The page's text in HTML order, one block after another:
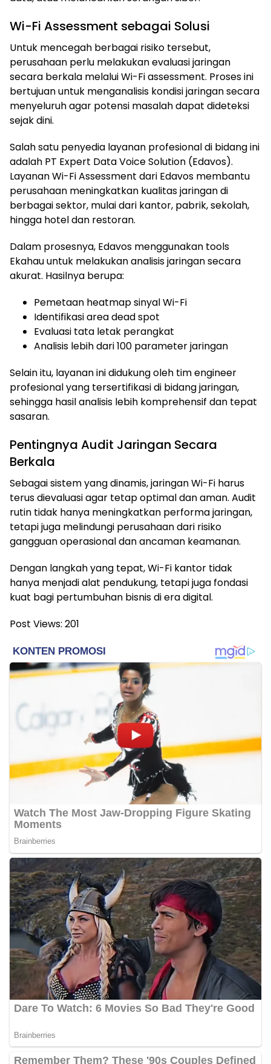
Wi-Fi Assessment sebagai Solusi
Untuk mencegah berbagai risiko tersebut,
perusahaan perlu melakukan evaluasi jaringan
secara berkala melalui Wi-Fi assessment. Proses ini
bertujuan untuk menganalisis kondisi jaringan secara
menyeluruh agar potensi masalah dapat dideteksi
sejak dini.
Salah satu penyedia layanan profesional di bidang ini
adalah PT Expert Data Voice Solution (Edavos).
Layanan Wi-Fi Assessment dari Edavos membantu
perusahaan meningkatkan kualitas jaringan di
berbagai sektor, mulai dari kantor, pabrik, sekolah,
hingga hotel dan restoran.
Dalam prosesnya, Edavos menggunakan tools
Ekahau untuk melakukan analisis jaringan secara
akurat. Hasilnya berupa:
Pemetaan heatmap sinyal Wi-Fi
Identifikasi area dead spot
Evaluasi tata letak perangkat
Analisis lebih dari 100 parameter jaringan
Selain itu, layanan ini didukung oleh tim engineer
profesional yang tersertifikasi di bidang jaringan,
sehingga hasil analisis lebih komprehensif dan tepat
sasaran.
Pentingnya Audit Jaringan Secara
Berkala
Sebagai sistem yang dinamis, jaringan Wi-Fi harus
terus dievaluasi agar tetap optimal dan aman. Audit
rutin tidak hanya meningkatkan performa jaringan,
tetapi juga melindungi perusahaan dari risiko
gangguan operasional dan ancaman keamanan.
Dengan langkah yang tepat, Wi-Fi kantor tidak
hanya menjadi alat pendukung, tetapi juga fondasi
kuat bagi pertumbuhan bisnis di era digital.
Post Views: 201